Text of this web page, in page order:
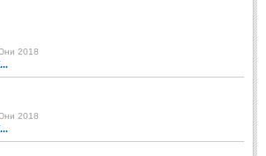
2018
2018